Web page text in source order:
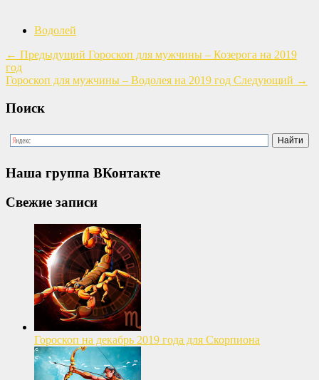
Водолей
← Предыдущий Гороскоп для мужчины – Козерога на 2019
год
Гороскоп для мужчины – Водолея на 2019 год Следующий →
Поиск
Наша группа ВКонтакте
Свежие записи
Гороскоп на декабрь 2019 года для Скорпиона